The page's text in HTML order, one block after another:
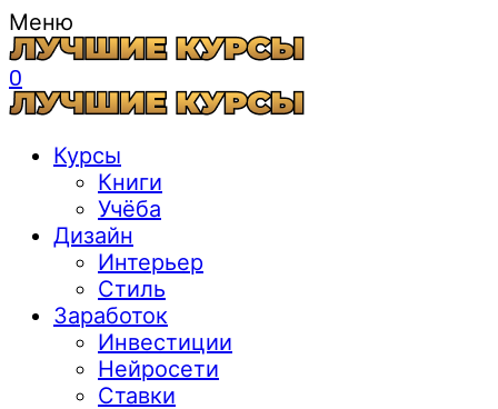
Меню
0
Курсы
Книги
Учёба
Дизайн
Интерьер
Стиль
Заработок
Инвестиции
Нейросети
Ставки